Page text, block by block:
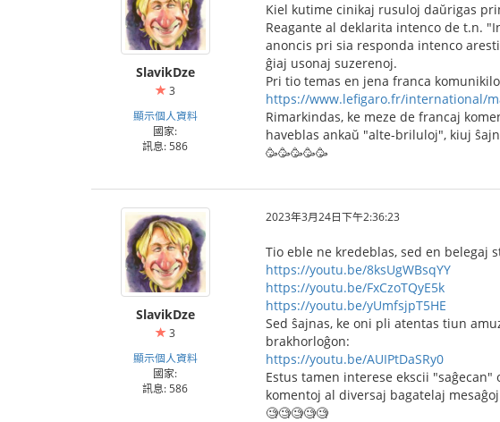
SlavikDze
3
顯示個人資料
國家:
訊息: 586
Kiel kutime cinikaj rusuloj daŭrigas
Reagante al deklarita intenco de t.n.
anoncis pri sia responda intenco
ĝiaj usonaj suzerenoj.
Pri tio temas en jena franca
https://www.lefigaro.fr/international/
Rimarkindas, ke meze de francaj
haveblas ankaŭ "alte-briluloj", kiuj
🥳🥳🥳🥳🥳
SlavikDze
3
顯示個人資料
國家:
訊息: 586
2023年3月24日下午2:36:23
Tio eble ne kredeblas, sed en belegaj
https://youtu.be/8ksUgWBsqYY
https://youtu.be/FxCzoTQyE5k
https://youtu.be/yUmfsjpT5HE
Sed ŝajnas, ke oni pli atentas tiun
brakhorloĝon:
https://youtu.be/AUIPtDaSRy0
Estus tamen interese ekscii
komentoj al diversaj bagatelaj
🧐🧐🧐🧐🧐